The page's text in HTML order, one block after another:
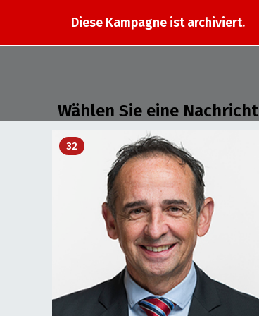
Diese Kampagne ist archiviert.
Wählen Sie eine Nachricht
32